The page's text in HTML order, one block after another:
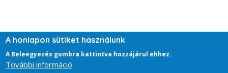
A honlapon sütiket használunk
A Beleegyezés gombra kattintva hozzájárul ehhez.
További információ